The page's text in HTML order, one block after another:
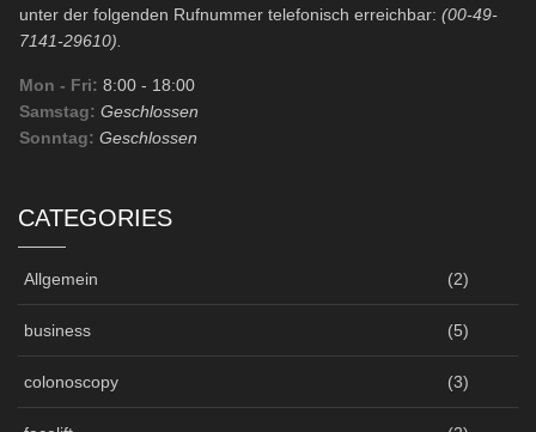
unter der folgenden Rufnummer telefonisch erreichbar: (00-49-
7141-29610).
Mon - Fri: 8:00 - 18:00
Samstag: Geschlossen
Sonntag: Geschlossen
CATEGORIES
Allgemein (2)
business (5)
colonoscopy (3)